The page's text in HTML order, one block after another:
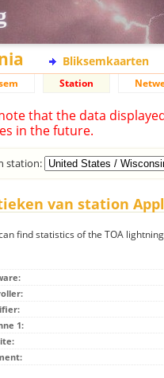
Bliksemkaarten
Station
that the data
in the future.
station:
van station
find statistics of the TOA
1: